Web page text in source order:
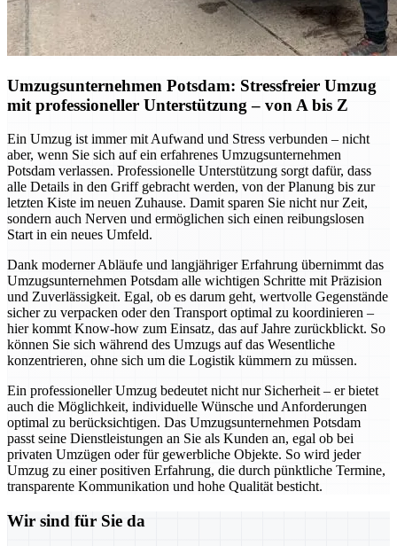
Umzugsunternehmen Potsdam: Stressfreier Umzug
mit professioneller Unterstützung – von A bis Z
Ein Umzug ist immer mit Aufwand und Stress verbunden – nicht
aber, wenn Sie sich auf ein erfahrenes Umzugsunternehmen
Potsdam verlassen. Professionelle Unterstützung sorgt dafür, dass
alle Details in den Griff gebracht werden, von der Planung bis zur
letzten Kiste im neuen Zuhause. Damit sparen Sie nicht nur Zeit,
sondern auch Nerven und ermöglichen sich einen reibungslosen
Start in ein neues Umfeld.
Dank moderner Abläufe und langjähriger Erfahrung übernimmt das
Umzugsunternehmen Potsdam alle wichtigen Schritte mit Präzision
und Zuverlässigkeit. Egal, ob es darum geht, wertvolle Gegenstände
sicher zu verpacken oder den Transport optimal zu koordinieren –
hier kommt Know-how zum Einsatz, das auf Jahre zurückblickt. So
können Sie sich während des Umzugs auf das Wesentliche
konzentrieren, ohne sich um die Logistik kümmern zu müssen.
Ein professioneller Umzug bedeutet nicht nur Sicherheit – er bietet
auch die Möglichkeit, individuelle Wünsche und Anforderungen
optimal zu berücksichtigen. Das Umzugsunternehmen Potsdam
passt seine Dienstleistungen an Sie als Kunden an, egal ob bei
privaten Umzügen oder für gewerbliche Objekte. So wird jeder
Umzug zu einer positiven Erfahrung, die durch pünktliche Termine,
transparente Kommunikation und hohe Qualität besticht.
Wir sind für Sie da